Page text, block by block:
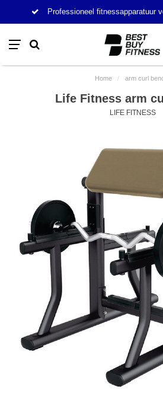
Professioneel fitnessapparatuur
Home / arm curl
Life Fitness arm
LIFE FITNESS